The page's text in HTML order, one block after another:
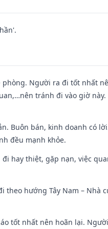
Người ra đi tốt nhất
tránh đi vào giờ
Buôn bán, kinh doanh có
đều mạnh khỏe.
hay thiệt, gặp nạn, việc
hướng Tây Nam – Nhà
tốt nhất nên hoãn lại.